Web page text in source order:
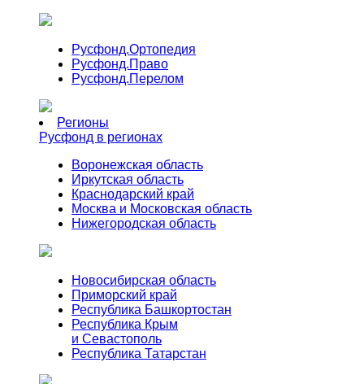
Русфонд.Ортопедия
Русфонд.Право
Русфонд.Перелом
Регионы
Русфонд в регионах
Воронежская область
Иркутская область
Краснодарский край
Москва и Московская область
Нижегородская область
Новосибирская область
Приморский край
Республика Башкортостан
Республика Крым
и Севастополь
Республика Татарстан